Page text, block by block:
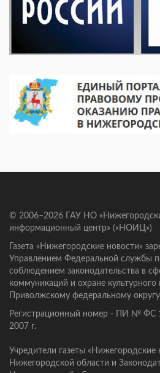
© 2006–2026 ГАУ НО
информационный центр» («НОИЦ»)
Газета «Нижегородские новости»
Управлением Федеральной службы
соблюдением законодательства в
коммуникаций и охране культурного
Приволжскому федеральному
Регистрационный номер - ПИ № ФС
2007 г.
Учредители газеты «Нижегородские
Нижегородской области и